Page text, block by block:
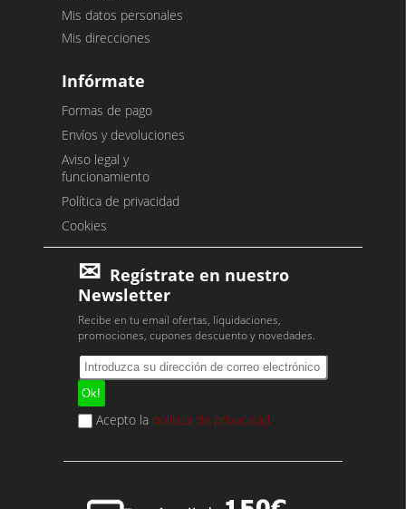
Mis datos personales
Mis direcciones
Infórmate
Formas de pago
Envíos y devoluciones
Aviso legal y
funcionamiento
Política de privacidad
Cookies
Regístrate en nuestro
Newsletter
Recibe en tu email ofertas, liquidaciones,
promociones, cupones descuento y novedades.
Acepto la política de privacidad